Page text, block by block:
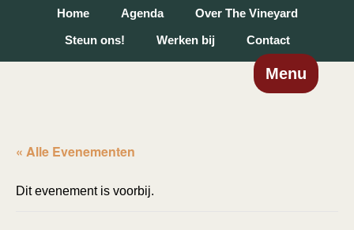
Home Agenda
Over The Vineyard
Steun ons!
Werken bij Contact
Menu
« Alle Evenementen
Dit evenement is voorbij.